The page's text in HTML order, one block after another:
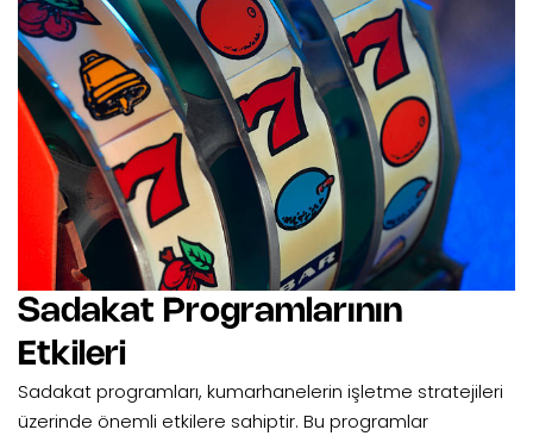
Sadakat Programlarının
Etkileri
Sadakat programları, kumarhanelerin işletme stratejileri
üzerinde önemli etkilere sahiptir. Bu programlar